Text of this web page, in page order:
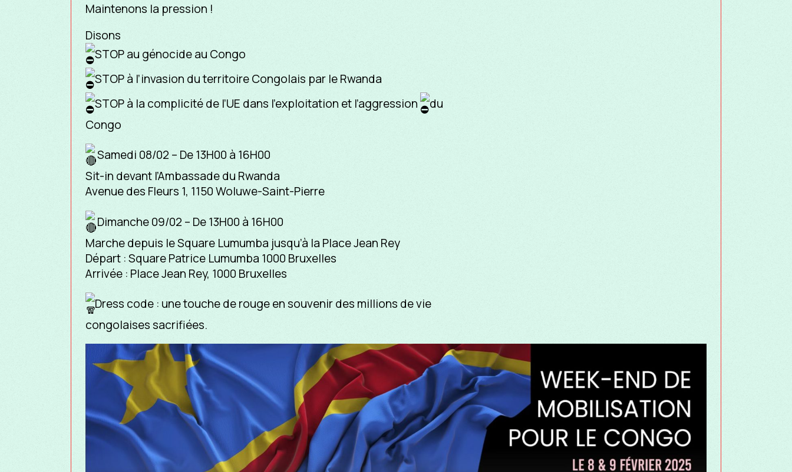
Maintenons la pression !
Disons
STOP au génocide au Congo
STOP à l’invasion du territoire Congolais par le Rwanda
STOP à la complicité de l’UE dans l’exploitation et l’aggression
du
Congo
Samedi 08/02 – De 13H00 à 16H00
Sit-in devant l’Ambassade du Rwanda
Avenue des Fleurs 1, 1150 Woluwe-Saint-Pierre
Dimanche 09/02 – De 13H00 à 16H00
Marche depuis le Square Lumumba jusqu’à la Place Jean Rey
Départ : Square Patrice Lumumba 1000 Bruxelles
Arrivée : Place Jean Rey, 1000 Bruxelles
Dress code : une touche de rouge en souvenir des millions de vie
congolaises sacrifiées.